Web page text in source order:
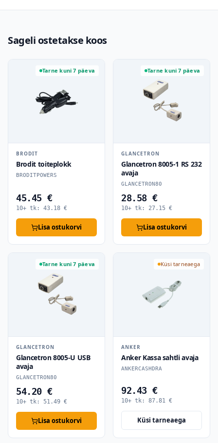
Sageli ostetakse koos
Tarne kuni 7 päeva
BRODIT
Brodit toiteplokk
BRODITPOWERS
45.45 €
10+ tk: 43.18 €
Lisa ostukorvi
Tarne kuni 7 päeva
GLANCETRON
Glancetron 8005-1 RS 232
avaja
GLANCETRON80
28.58 €
10+ tk: 27.15 €
Lisa ostukorvi
Tarne kuni 7 päeva
GLANCETRON
Glancetron 8005-U USB
avaja
GLANCETRON80
54.20 €
10+ tk: 51.49 €
Lisa ostukorvi
Küsi tarneaega
ANKER
Anker Kassa sahtli avaja
ANKERCASHDRA
92.43 €
10+ tk: 87.81 €
Küsi tarneaega